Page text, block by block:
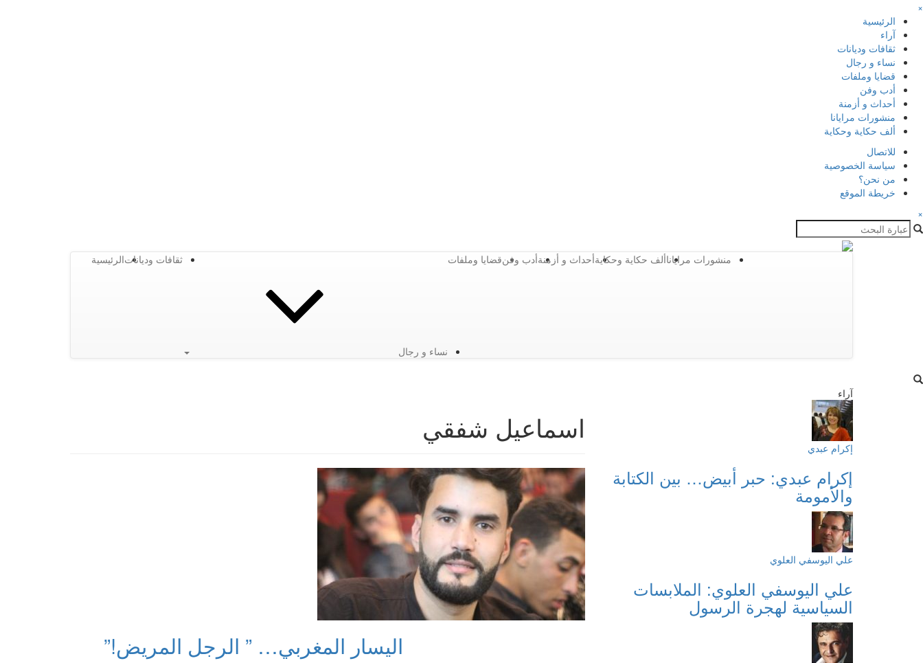
×
الرئيسية
آراء
ثقافات وديانات
نساء و رجال
قضايا وملفات
أدب وفن
أحداث و أزمنة
منشورات مرايانا
ألف حكاية وحكاية
للاتصال
سياسة الخصوصية
من نحن؟
خريطة الموقع
×
الرئيسيةثقافات وديانات
نساء و رجال
قضايا وملفاتأدب وفنأحداث و أزمنةألف حكاية وحكايةمنشورات مرايانا
اسماعيل شفقي
اليسار المغربي… ” الرجل المريض!”
آراء
إكرام عبدي
إكرام عبدي: حبر أبيض… بين الكتابة
والأمومة
علي اليوسفي العلوي
علي اليوسفي العلوي: الملابسات
السياسية لهجرة الرسول